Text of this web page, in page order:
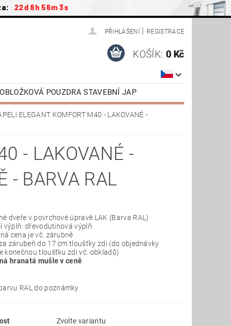
22d 8h 56m 2s
PŘIHLÁŠENÍ REGISTRACE
KOŠÍK: 0 Kč
POUZDRA STAVEBNÍ JAP
/ NÁHRADNÍ DÍLY
VIDEONÁVODY
ELEGANT KOMFORT M40 - LAKOVANÉ -
- LAKOVANÉ -
- BARVA RAL
dveře v povrchové úpravě LAK (Barva RAL)
výplň: dřevodutinová výplň
cena je vč. zárubně
zárubeň do 17 cm tloušťky zdi (do objednávky
konečnou tloušťku zdi vč. obkladů)
hranatá mušle v ceně
RAL do poznámky
Zvolte variantu